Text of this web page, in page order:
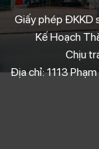
Giấy phép ĐKKD
Kế Hoạch
Chịu
Địa chỉ: 1113